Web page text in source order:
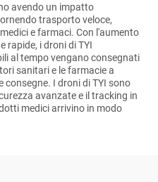
avendo un impatto
trasporto veloce,
e farmaci. Con l'aumento
rapide, i droni di TYI
al tempo vengano consegnati
sanitari e le farmacie a
consegne. I droni di TYI sono
avanzate e il tracking in
medici arrivino in modo